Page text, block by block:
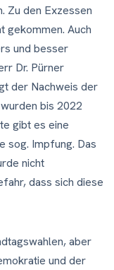
Zu den Exzessen
gekommen. Auch
und besser
Dr. Pürner
der Nachweis der
bis 2022
gibt es eine
sog. Impfung. Das
nicht
dass sich diese
aber
und der